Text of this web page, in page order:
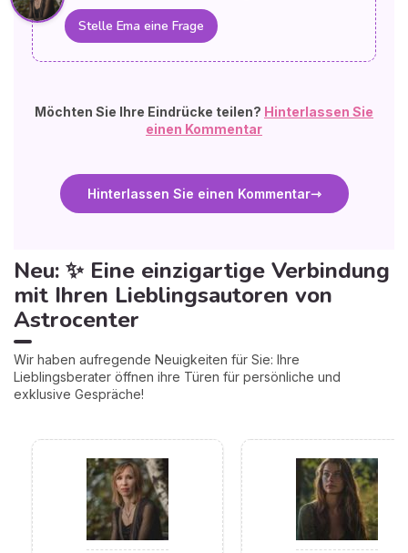
Stelle Ema eine Frage
Möchten Sie Ihre Eindrücke teilen? Hinterlassen Sie
einen Kommentar
Hinterlassen Sie einen Kommentar
Neu: ✨ Eine einzigartige Verbindung
mit Ihren Lieblingsautoren von
Astrocenter
Wir haben aufregende Neuigkeiten für Sie: Ihre
Lieblingsberater öffnen ihre Türen für persönliche und
exklusive Gespräche!